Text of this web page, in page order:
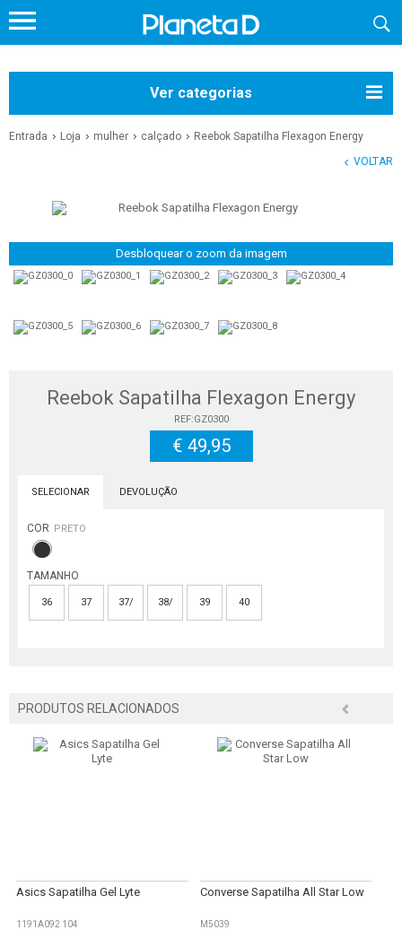
Ver categorias
Entrada Loja mulher calçado
Reebok Sapatilha Flexagon Energy
VOLTAR
Desbloquear o zoom da imagem
Reebok Sapatilha Flexagon Energy
REF:GZ0300
€ 49,95
SELECIONAR DEVOLUÇÃO
COR PRETO
TAMANHO
36 37 37/ 38/ 39 40
PRODUTOS RELACIONADOS
Asics Sapatilha Gel Lyte
1191A092 104
Converse Sapatilha All Star Low
M5039